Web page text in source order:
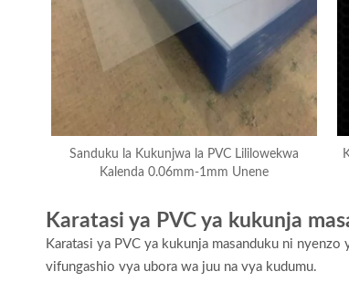
Sanduku la Kukunjwa la PVC Lililowekwa
Kalenda 0.06mm-1mm Unene
Karatasi ya PVC ya kukunja
Karatasi ya PVC ya kukunja masanduku ni
vifungashio vya ubora wa juu na vya kudumu.